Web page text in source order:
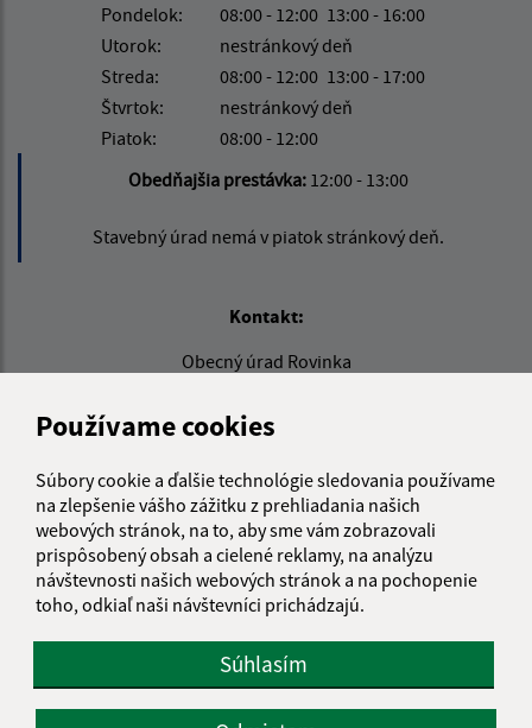
Používame cookies
Súbory cookie a ďalšie technológie sledovania používame
na zlepšenie vášho zážitku z prehliadania našich
webových stránok, na to, aby sme vám zobrazovali
prispôsobený obsah a cielené reklamy, na analýzu
návštevnosti našich webových stránok a na pochopenie
toho, odkiaľ naši návštevníci prichádzajú.
Súhlasím
Pondelok:
08:00 - 12:00 13:00 - 16:00
Utorok:
nestránkový deň
Streda:
08:00 - 12:00 13:00 - 17:00
Štvrtok:
nestránkový deň
Piatok:
08:00 - 12:00
Obedňajšia prestávka: 12:00 - 13:00
Stavebný úrad nemá v piatok stránkový deň.
Kontakt:
Obecný úrad Rovinka
900 41 Rovinka
obecrovinka@obecrovinka.sk
+421 245 985 218
IČO: 00305057